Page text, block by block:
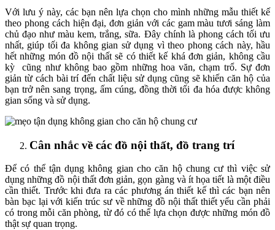
Với lưu ý này, các bạn nên lựa chọn cho mình những mẫu thiết kế
theo phong cách hiện đại, đơn giản với các gam màu tươi sáng làm
chủ đạo như màu kem, trắng, sữa. Đây chính là phong cách tối ưu
nhất, giúp tối đa không gian sử dụng vì theo phong cách này, hầu
hết những món đồ nội thất sẽ có thiết kế khá đơn giản, không cầu
kỳ cũng như không bao gồm những hoa văn, chạm trổ. Sự đơn
giản từ cách bài trí đến chất liệu sử dụng cũng sẽ khiến căn hộ của
bạn trở nên sang trọng, ấm cúng, đồng thời tối đa hóa được không
gian sống và sử dụng.
Cân nhắc về các đồ nội thất, đồ trang trí
Để có thể tận dụng không gian cho căn hộ chung cư thì việc sử
dụng những đồ nội thất đơn giản, gọn gàng và ít họa tiết là một điều
cần thiết. Trước khi đưa ra các phương án thiết kế thì các bạn nên
bàn bạc lại với kiến trúc sư về những đồ nội thất thiết yếu cần phải
có trong mỗi căn phòng, từ đó có thể lựa chọn được những món đồ
thật sự quan trọng.